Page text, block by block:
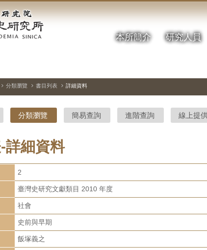
本所簡介 研究人員
分類瀏覽 書目列表 詳細資料
分類瀏覽 簡易查詢 進階查詢 線上提
詳細資料
2
臺灣史研究文獻類目 2010 年度
社會
史前與早期
飯塚義之